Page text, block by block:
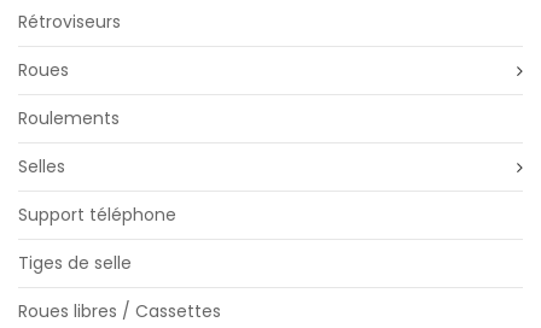
Rétroviseurs
Roues
Roulements
Selles
Support téléphone
Tiges de selle
Roues libres / Cassettes